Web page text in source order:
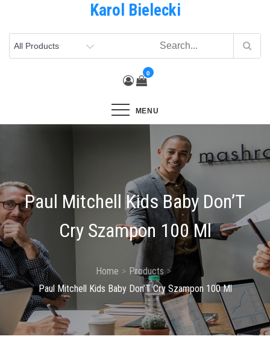
content
Karol Bielecki
0
MENU
Paul Mitchell Kids Baby Don’T
Cry Szampon 100 Ml
Home
Products
Paul Mitchell Kids Baby Don’T Cry Szampon 100 Ml